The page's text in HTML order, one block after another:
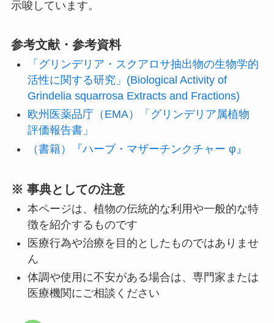
示唆しています。
参考文献・参考資料
「グリンデリア・スクアロサ抽出物の生物学的
活性に関する研究」(Biological Activity of
Grindelia squarrosa Extracts and Fractions)
欧州医薬品庁（EMA）「グリンデリア属植物
評価報告書」
（書籍）『ハーブ・マザーチンクチャー φ』
※ 事典としての注意
本ページは、植物の伝統的な利用や一般的な特
徴を紹介するものです
医療行為や治療を目的としたものではありませ
ん
体調や使用に不安がある場合は、専門家または
医療機関にご相談ください